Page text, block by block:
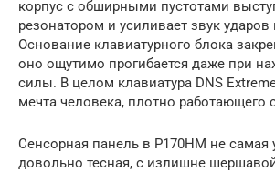
корпус с обширными пустотами
резонатором и усиливает звук
Основание клавиатурного блока
оно ощутимо прогибается даже при
силы. В целом клавиатура DNS
мечта человека, плотно работающего
Сенсорная панель в P170HM не самая
довольно тесная, с излишне